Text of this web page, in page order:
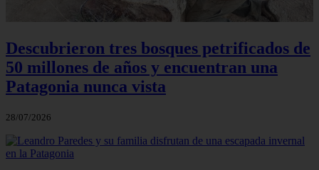
Descubrieron tres bosques petrificados de
50 millones de años y encuentran una
Patagonia nunca vista
28/07/2026